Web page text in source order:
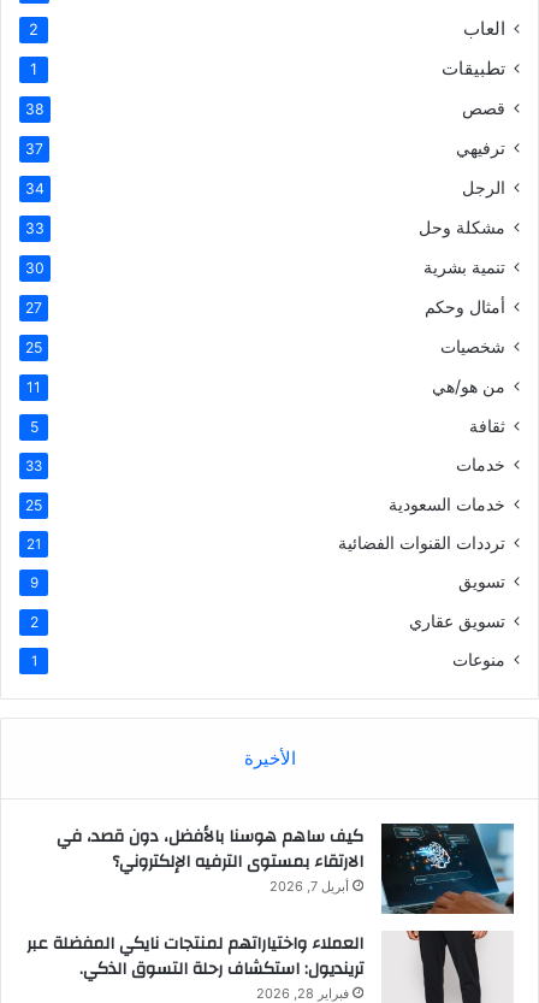
العاب 2
تطبيقات 1
قصص 38
ترفيهي 37
الرجل 34
مشكلة وحل 33
تنمية بشرية 30
أمثال وحكم 27
شخصيات 25
من هو/هي 11
ثقافة 5
خدمات 33
خدمات السعودية 25
ترددات القنوات الفضائية 21
تسويق 9
تسويق عقاري 2
منوعات 1
الأخيرة
كيف ساهم هوسنا بالأفضل، دون قصد، في
الارتقاء بمستوى الترفيه الإلكتروني؟
أبريل 7, 2026
العملاء واختياراتهم لمنتجات نايكي المفضلة عبر
ترينديول: استكشاف رحلة التسوق الذكي.
فبراير 28, 2026